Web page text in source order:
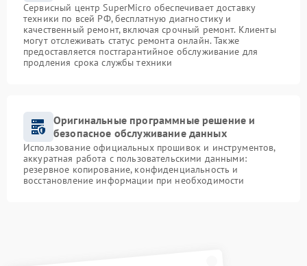
Сервисный центр SuperMicro обеспечивает доставку
техники по всей РФ, бесплатную диагностику и
качественный ремонт, включая срочный ремонт. Клиенты
могут отслеживать статус ремонта онлайн. Также
предоставляется постгарантийное обслуживание для
продления срока службы техники
Оригинальные программные решение и
безопасное обслуживание данных
Использование официальных прошивок и инструментов,
аккуратная работа с пользовательскими данными:
резервное копирование, конфиденциальность и
восстановление информации при необходимости